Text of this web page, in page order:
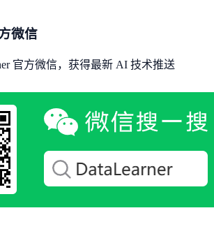
微信
官方微信，获得最新 AI 技术推送